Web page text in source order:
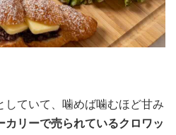
ていて、噛めば噛むほど甘み
カリーで売られているクロワッ